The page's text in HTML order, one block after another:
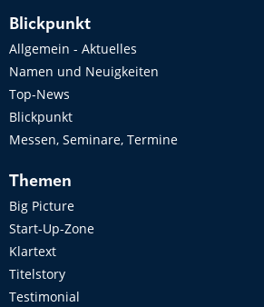
Blickpunkt
Allgemein - Aktuelles
Namen und Neuigkeiten
Top-News
Blickpunkt
Messen, Seminare, Termine
Themen
Big Picture
Start-Up-Zone
Klartext
Titelstory
Testimonial